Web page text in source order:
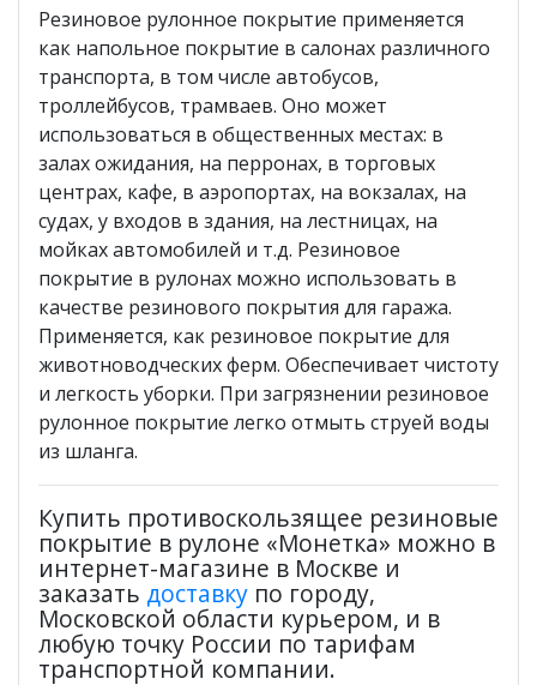
Резиновое рулонное покрытие применяется
как напольное покрытие в салонах различного
транспорта, в том числе автобусов,
троллейбусов, трамваев. Оно может
использоваться в общественных местах: в
залах ожидания, на перронах, в торговых
центрах, кафе, в аэропортах, на вокзалах, на
судах, у входов в здания, на лестницах, на
мойках автомобилей и т.д. Резиновое
покрытие в рулонах можно использовать в
качестве резинового покрытия для гаража.
Применяется, как резиновое покрытие для
животноводческих ферм. Обеспечивает чистоту
и легкость уборки. При загрязнении резиновое
рулонное покрытие легко отмыть струей воды
из шланга.
Купить противоскользящее резиновые
покрытие в рулоне «Монетка» можно в
интернет-магазине в Москве и
заказать доставку по городу,
Московской области курьером, и в
любую точку России по тарифам
транспортной компании.